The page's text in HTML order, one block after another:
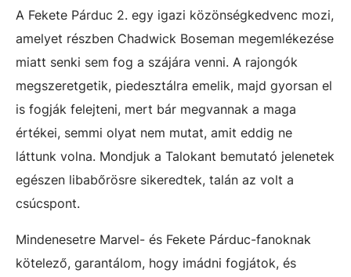
A Fekete Párduc 2. egy igazi közönségkedvenc mozi,
amelyet részben Chadwick Boseman megemlékezése
miatt senki sem fog a szájára venni. A rajongók
megszeretgetik, piedesztálra emelik, majd gyorsan el
is fogják felejteni, mert bár megvannak a maga
értékei, semmi olyat nem mutat, amit eddig ne
láttunk volna. Mondjuk a Talokant bemutató jelenetek
egészen libabőrösre sikeredtek, talán az volt a
csúcspont.
Mindenesetre Marvel- és Fekete Párduc-fanoknak
kötelező, garantálom, hogy imádni fogjátok, és